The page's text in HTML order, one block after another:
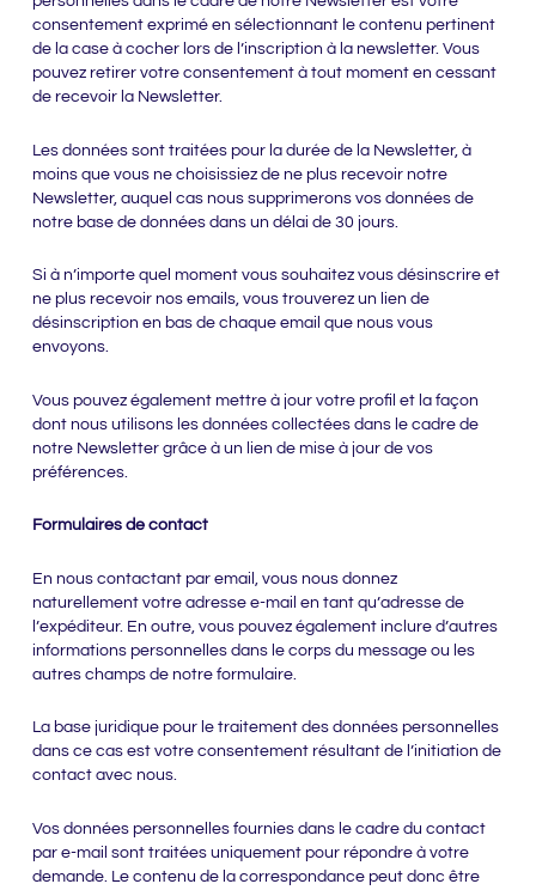
consentement exprimé en sélectionnant le contenu pertinent
de la case à cocher lors de l’inscription à la newsletter. Vous
pouvez retirer votre consentement à tout moment en cessant
de recevoir la Newsletter.
Les données sont traitées pour la durée de la Newsletter, à
moins que vous ne choisissiez de ne plus recevoir notre
Newsletter, auquel cas nous supprimerons vos données de
notre base de données dans un délai de 30 jours.
Si à n’importe quel moment vous souhaitez vous désinscrire et
ne plus recevoir nos emails, vous trouverez un lien de
désinscription en bas de chaque email que nous vous
envoyons.
Vous pouvez également mettre à jour votre profil et la façon
dont nous utilisons les données collectées dans le cadre de
notre Newsletter grâce à un lien de mise à jour de vos
préférences.
Formulaires de contact
En nous contactant par email, vous nous donnez
naturellement votre adresse e-mail en tant qu’adresse de
l’expéditeur. En outre, vous pouvez également inclure d’autres
informations personnelles dans le corps du message ou les
autres champs de notre formulaire.
La base juridique pour le traitement des données personnelles
dans ce cas est votre consentement résultant de l’initiation de
contact avec nous.
Vos données personnelles fournies dans le cadre du contact
par e-mail sont traitées uniquement pour répondre à votre
demande. Le contenu de la correspondance peut donc être